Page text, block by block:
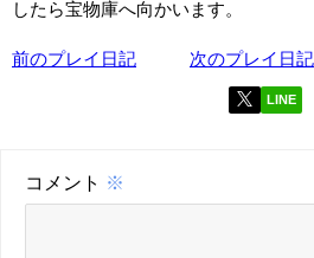
したら宝物庫へ向かいます。
前のプレイ日記 次のプレイ日記
LINE
コメント ※